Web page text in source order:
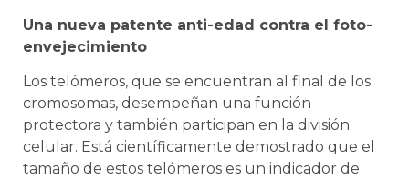
Una nueva patente anti-edad contra el foto-
envejecimiento
Los telómeros, que se encuentran al final de los
cromosomas, desempeñan una función
protectora y también participan en la división
celular. Está científicamente demostrado que el
tamaño de estos telómeros es un indicador de